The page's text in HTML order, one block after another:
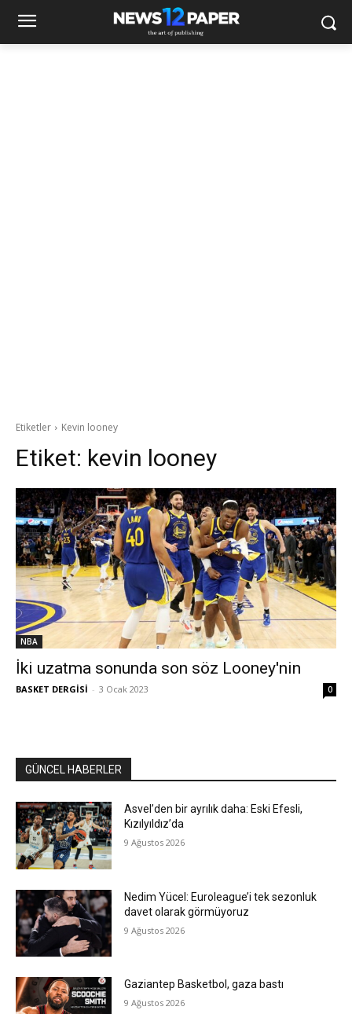
Etiketler Kevin looney
Etiket: kevin looney
NBA
İki uzatma sonunda son söz Looney'nin
BASKET DERGİSİ - 3 Ocak 2023 0
GÜNCEL HABERLER
Asvel’den bir ayrılık daha: Eski Efesli,
Kızılyıldız’da
9 Ağustos 2026
Nedim Yücel: Euroleague’i tek sezonluk
davet olarak görmüyoruz
9 Ağustos 2026
Gaziantep Basketbol, gaza bastı
9 Ağustos 2026